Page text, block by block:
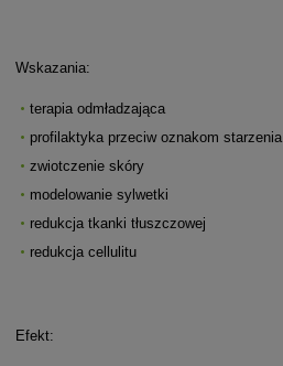
Wskazania:
terapia odmładzająca
profilaktyka przeciw oznakom starzenia
zwiotczenie skóry
modelowanie sylwetki
redukcja tkanki tłuszczowej
redukcja cellulitu
Efekt: